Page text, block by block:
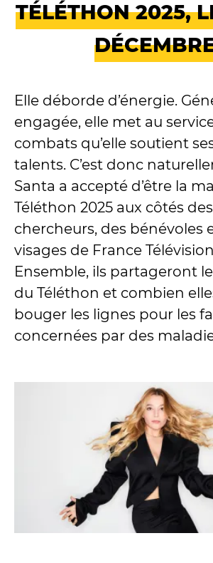
TÉLÉTHON 2025,
Elle déborde d’énergie.
engagée, elle met au
combats qu’elle soutient
talents. C’est donc
Santa a accepté d’être la
Téléthon 2025 aux côtés
chercheurs, des bénévoles
visages de France
Ensemble, ils partageront
du Téléthon et combien
bouger les lignes pour les
concernées par des